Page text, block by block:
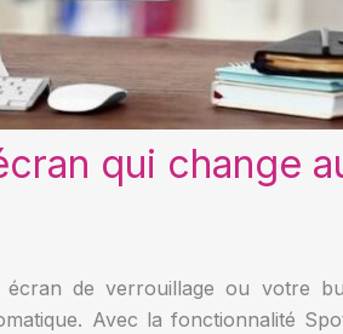
qui change
écran de verrouillage ou votre
Avec la fonctionnalité